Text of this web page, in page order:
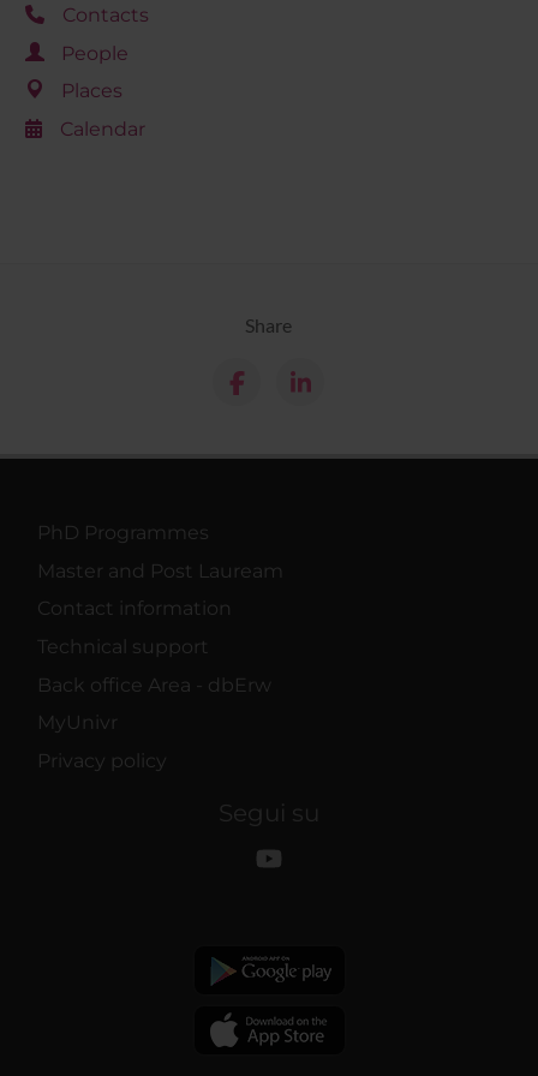
Contacts
People
Places
Calendar
Share
PhD Programmes
Master and Post Lauream
Contact information
Technical support
Back office Area - dbErw
MyUnivr
Privacy policy
Segui su